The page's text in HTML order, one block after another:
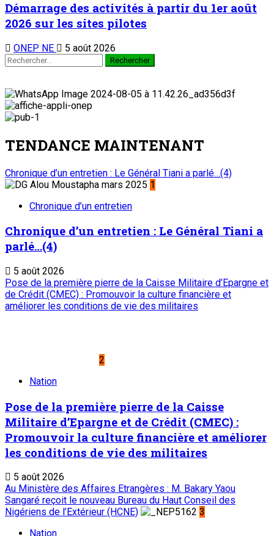
Démarrage des activités à partir du 1er août
2026 sur les sites pilotes
ONEP NE 5 août 2026
TENDANCE MAINTENANT
Chronique d’un entretien : Le Général Tiani a parlé…(4)
1
Chronique d’un entretien
Chronique d’un entretien : Le Général Tiani a
parlé…(4)
5 août 2026
Pose de la première pierre de la Caisse Militaire d’Epargne et
de Crédit (CMEC) : Promouvoir la culture financière et
améliorer les conditions de vie des militaires
2
Nation
Pose de la première pierre de la Caisse
Militaire d’Epargne et de Crédit (CMEC) :
Promouvoir la culture financière et améliorer
les conditions de vie des militaires
5 août 2026
Au Ministère des Affaires Etrangères : M. Bakary Yaou
Sangaré reçoit le nouveau Bureau du Haut Conseil des
Nigériens de l’Extérieur (HCNE)
3
Nation